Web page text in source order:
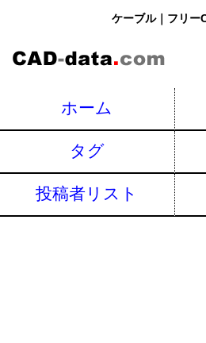
ケーブル｜フリー
ホーム
タグ
投稿者リスト